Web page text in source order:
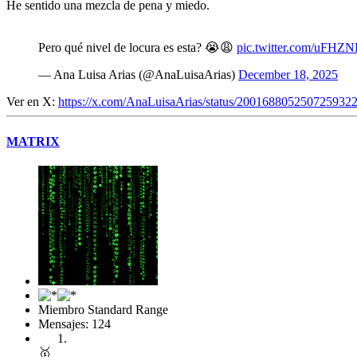
He sentido una mezcla de pena y miedo.
Pero qué nivel de locura es esta? 😭😩 pic.twitter.com/
— Ana Luisa Arias (@AnaLuisaArias) December 18, 2025
Ver en X: https://x.com/AnaLuisaArias/status/2001688052507259322
MATRIX
Miembro Standard Range
Mensajes: 124
🥇